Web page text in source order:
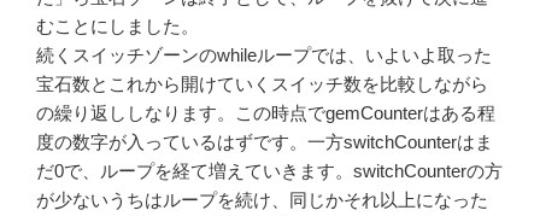
むことにしました。
続くスイッチゾーンのwhileループでは、いよいよ取った
宝石数とこれから開けていくスイッチ数を比較しながら
の繰り返ししなります。この時点でgemCounterはある程
度の数字が入っているはずです。一方switchCounterはま
だ0で、ループを経て増えていきます。switchCounterの方
が少ないうちはループを続け、同じかそれ以上になった